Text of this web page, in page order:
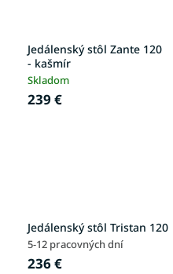
Jedálenský stôl Zante 120
- kašmír
Skladom
239 €
Jedálenský stôl Tristan 120
5-12 pracovných dní
236 €